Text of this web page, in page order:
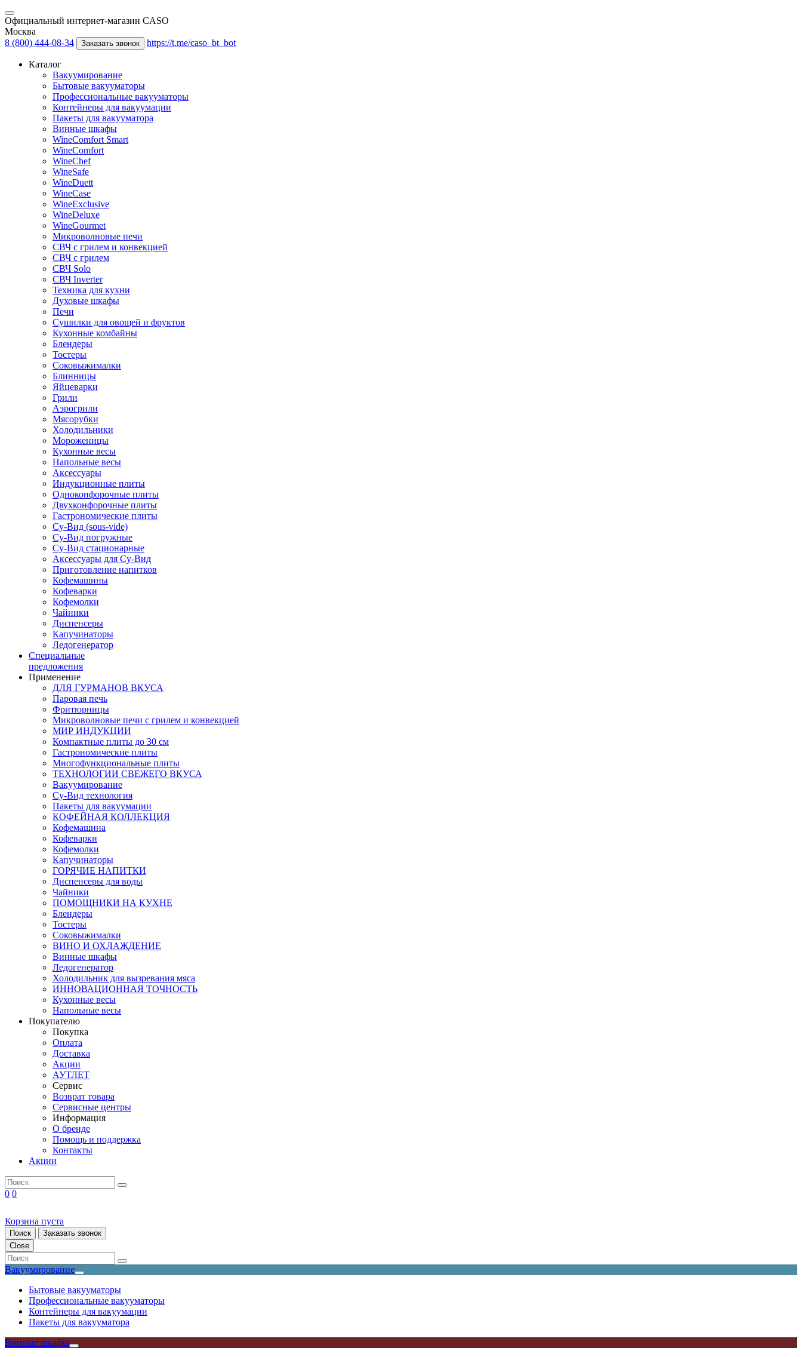
Официальный интернет-магазин CASO
Москва
8 (800) 444-08-34
Заказать звонок https://t.me/caso_bt_bot
Каталог
Вакуумирование
Бытовые вакууматоры
Профессиональные вакууматоры
Контейнеры для вакуумации
Пакеты для вакууматора
Винные шкафы
WineComfort Smart
WineComfort
WineChef
WineSafe
WineDuett
WineCase
WineExclusive
WineDeluxe
WineGourmet
Микроволновые печи
СВЧ с грилем и конвекцией
СВЧ с грилем
СВЧ Solo
СВЧ Inverter
Техника для кухни
Духовые шкафы
Печи
Сушилки для овощей и фруктов
Кухонные комбайны
Блендеры
Тостеры
Соковыжималки
Блинницы
Яйцеварки
Грили
Аэрогрили
Мясорубки
Холодильники
Мороженицы
Кухонные весы
Напольные весы
Аксессуары
Индукционные плиты
Одноконфорочные плиты
Двухконфорочные плиты
Гастрономические плиты
Су-Вид (sous-vide)
Су-Вид погружные
Су-Вид стационарные
Аксессуары для Су-Вид
Приготовление напитков
Кофемашины
Кофеварки
Кофемолки
Чайники
Диспенсеры
Капучинаторы
Ледогенератор
Специальные
предложения
Применение
ДЛЯ ГУРМАНОВ ВКУСА
Паровая печь
Фритюрницы
Микроволновые печи с грилем и конвекцией
МИР ИНДУКЦИИ
Компактные плиты до 30 см
Гастрономические плиты
Многофункциональные плиты
ТЕХНОЛОГИИ СВЕЖЕГО ВКУСА
Вакуумирование
Су-Вид технология
Пакеты для вакуумации
КОФЕЙНАЯ КОЛЛЕКЦИЯ
Кофемашина
Кофеварки
Кофемолки
Капучинаторы
ГОРЯЧИЕ НАПИТКИ
Диспенсеры для воды
Чайники
ПОМОЩНИКИ НА КУХНЕ
Блендеры
Тостеры
Соковыжималки
ВИНО И ОХЛАЖДЕНИЕ
Винные шкафы
Ледогенератор
Холодильник для вызревания мяса
ИННОВАЦИОННАЯ ТОЧНОСТЬ
Кухонные весы
Напольные весы
Покупателю
Покупка
Оплата
Доставка
Акции
АУТЛЕТ
Сервис
Возврат товара
Сервисные центры
Информация
О бренде
Помощь и поддержка
Контакты
Акции
0 0
Корзина пуста
Поиск
Заказать звонок
Close
Вакуумирование
Бытовые вакууматоры
Профессиональные вакууматоры
Контейнеры для вакуумации
Пакеты для вакууматора
Винные шкафы